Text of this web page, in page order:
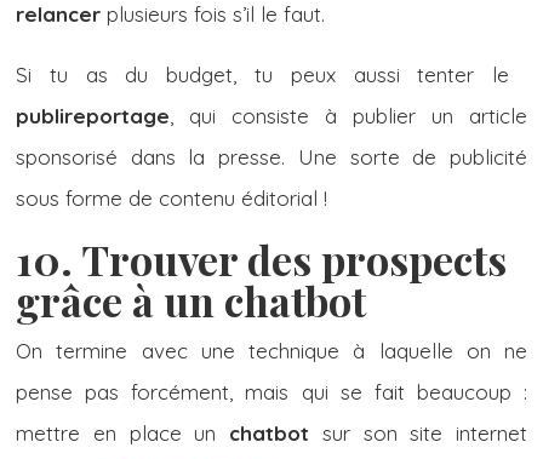
relancer plusieurs fois s’il le faut.
Si tu as du budget, tu peux aussi tenter le
publireportage , qui consiste à publier un article
sponsorisé dans la presse. Une sorte de publicité
sous forme de contenu éditorial !
10. Trouver des prospects
grâce à un chatbot
On termine avec une technique à laquelle on ne
pense pas forcément, mais qui se fait beaucoup :
mettre en place un chatbot sur son site internet